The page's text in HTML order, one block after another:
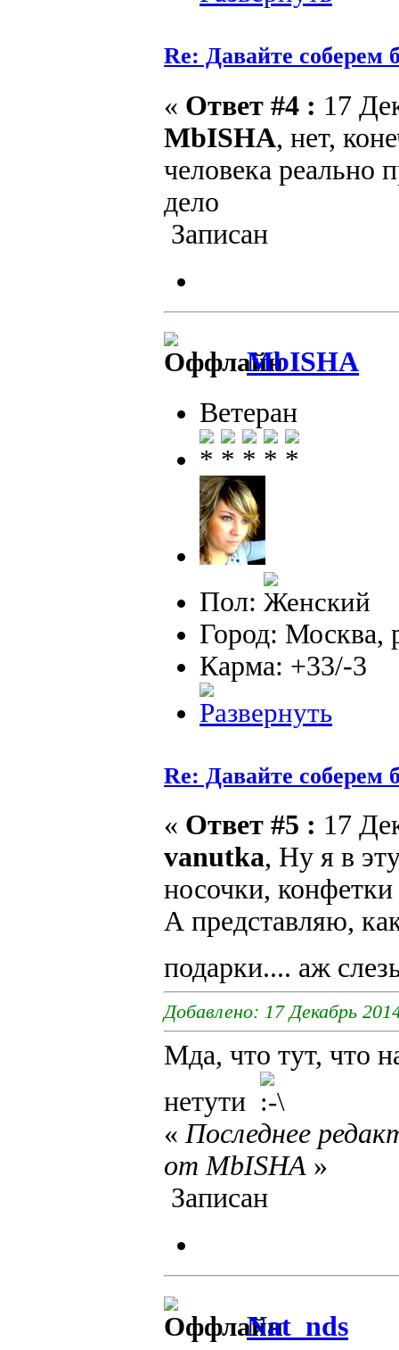
Re: Давайте
« Ответ #4 : 17
MbISHA, нет,
человека реально
дело
Записан
MbISHA
Ветеран
Пол:
Город: Москва,
Карма: +33/-3
Re: Давайте
« Ответ #5 : 17
vanutka, Ну я в
носочки,
А представляю,
подарки.... аж
Добавлено: 17 Декабрь
Мда, что тут, что
нетути
«Последнее
от MbISHA »
Записан
Nat_nds